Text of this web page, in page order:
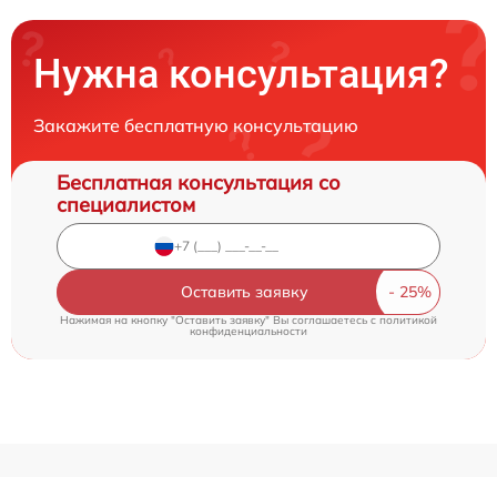
Нужна консультация?
Закажите бесплатную консультацию
Бесплатная консультация со
специалистом
Оставить заявку
Нажимая на кнопку "Оставить заявку" Вы соглашаетесь cполитикой
конфиденциальности